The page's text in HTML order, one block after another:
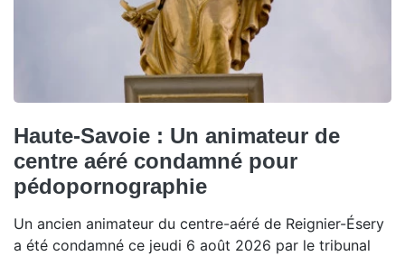
Haute-Savoie : Un animateur de
centre aéré condamné pour
pédopornographie
Un ancien animateur du centre-aéré de Reignier-Ésery
a été condamné ce jeudi 6 août 2026 par le tribunal